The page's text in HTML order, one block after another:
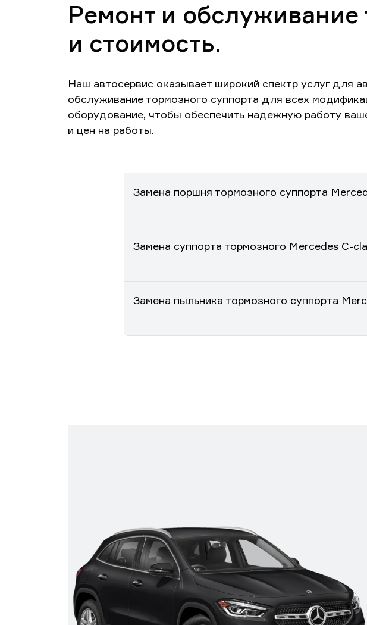
Ремонт и обслуживание
и стоимость.
Наш автосервис оказывает широкий спектр услуг для
обслуживание тормозного суппорта для всех
оборудование, чтобы обеспечить надежную работу
и цен на работы.
Замена поршня тормозного суппорта
Замена суппорта тормозного Mercedes C-
Замена пыльника тормозного суппорта